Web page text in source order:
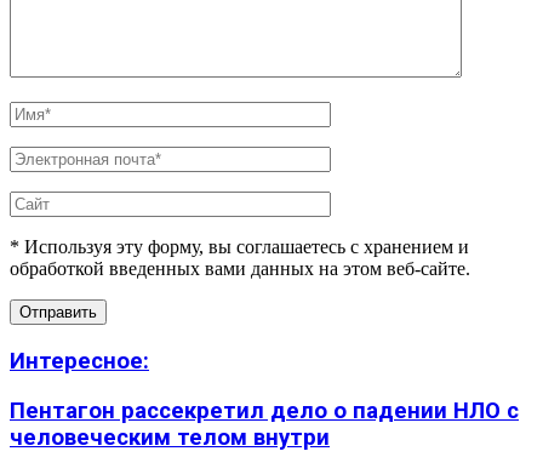
* Используя эту форму, вы соглашаетесь с хранением и
обработкой введенных вами данных на этом веб-сайте.
Интересное:
Пентагон рассекретил дело о падении НЛО с
человеческим телом внутри